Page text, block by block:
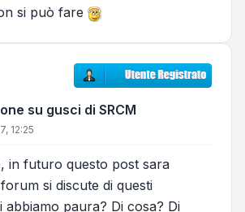
si può fare
su gusci di SRCM
12:25
in futuro questo post sara
si discute di questi
abbiamo paura? Di cosa? Di